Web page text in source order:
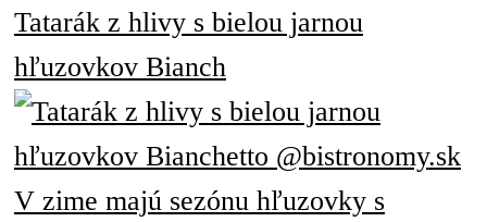
Tatarák z hlivy s bielou jarnou
hľuzovkov Bianch
V zime majú sezónu hľuzovky s